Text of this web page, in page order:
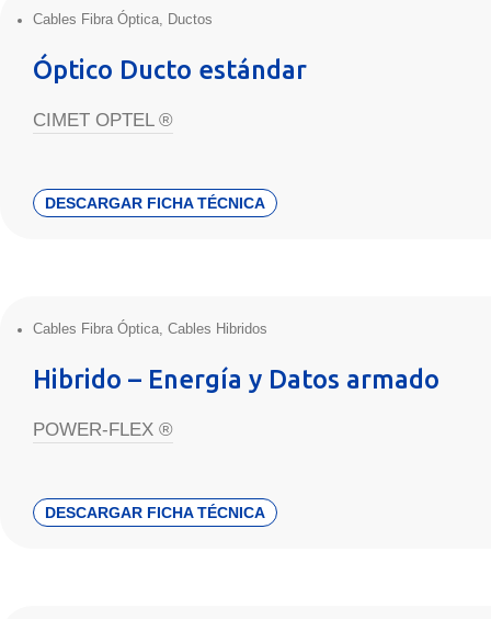
Cables Fibra Óptica, Ductos
Óptico Ducto estándar
CIMET OPTEL ®
DESCARGAR FICHA TÉCNICA
Cables Fibra Óptica, Cables Hibridos
Hibrido – Energía y Datos armado
POWER-FLEX ®
DESCARGAR FICHA TÉCNICA